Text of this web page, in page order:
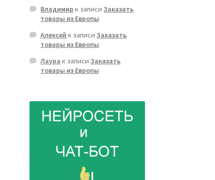
Владимир к записиЗаказать
товары из Европы
Алексей к записиЗаказать
товары из Европы
Лаура к записиЗаказать
товары из Европы